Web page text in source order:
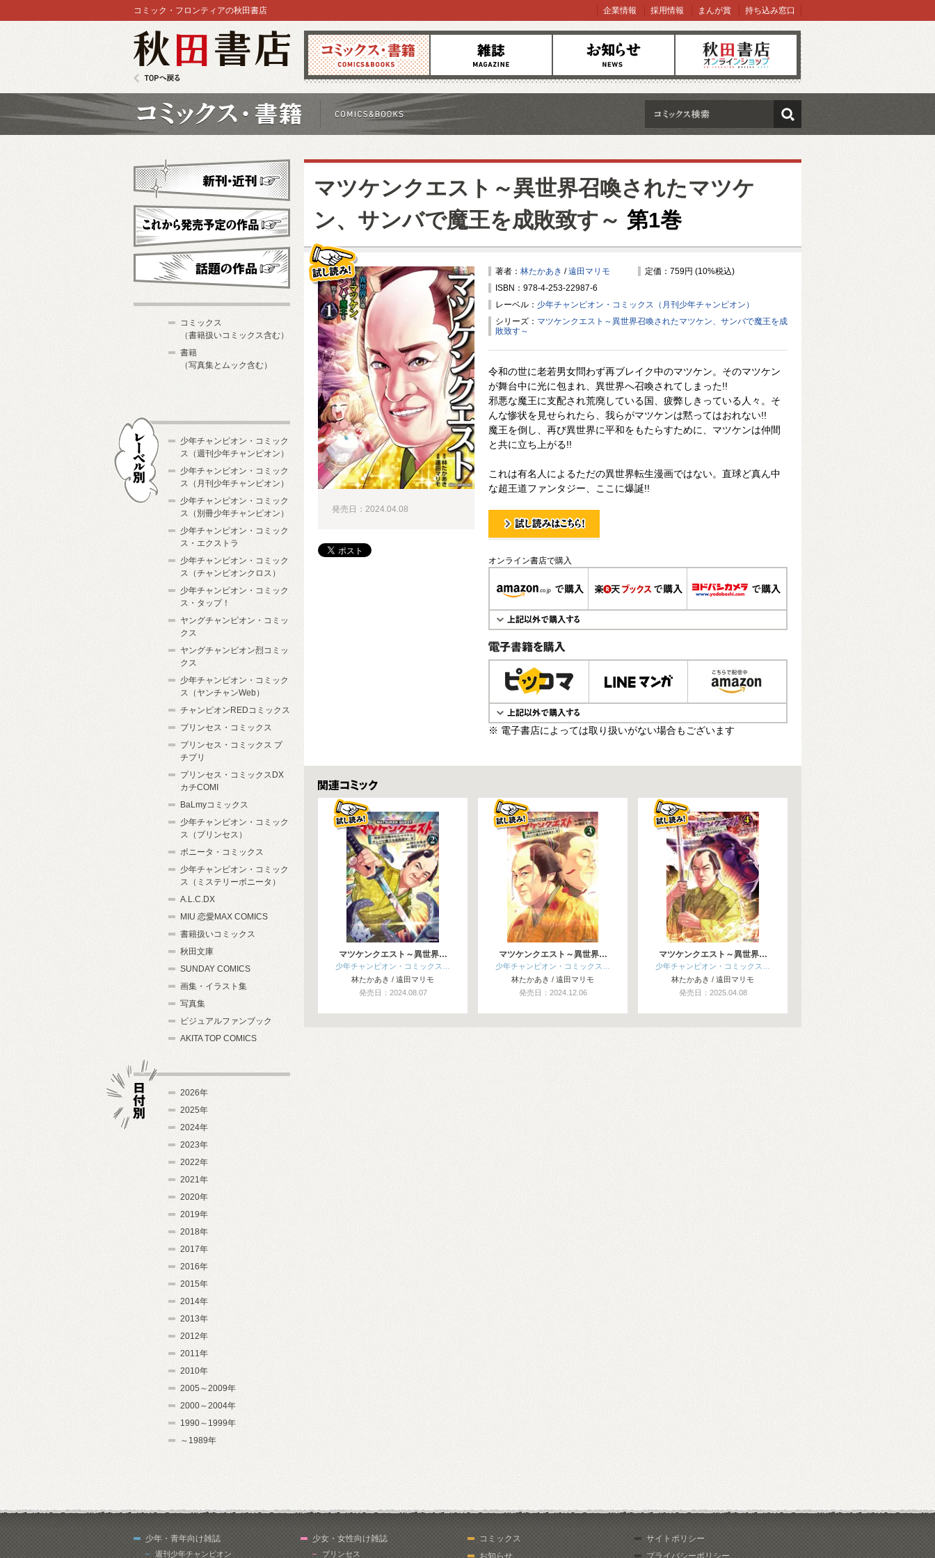
コミックス 雑誌 お知らせ オンラインショップ
コミック・フロンティアの秋田書店 企業情報 採用情報 まんが賞 持ち込み窓口
検索
マツケンクエスト～異世界召喚されたマツケ
ン、サンバで魔王を成敗致す～ 第1巻
著者： 林たかあき /遠田マリモ
定価：759円 (10%税込)
ISBN：978-4-253-22987-6
レーベル： 少年チャンピオン・コミックス（月刊少年チャンピオン）
シリーズ： マツケンクエスト～異世界召喚されたマツケン、サンバで魔王を成
敗致す～
令和の世に老若男女問わず再ブレイク中のマツケン。そのマツケン
が舞台中に光に包まれ、異世界へ召喚されてしまった!!
邪悪な魔王に支配され荒廃している国、疲弊しきっている人々。そ
んな惨状を見せられたら、我らがマツケンは黙ってはおれない!!
魔王を倒し、再び異世界に平和をもたらすために、マツケンは仲間
と共に立ち上がる!!
これは有名人によるただの異世界転生漫画ではない。直球ど真ん中
な超王道ファンタジー、ここに爆誕!!
試し読み！
オンライン書店で購入
電子書籍で購入
※ 電子書店によっては取り扱いがない場合もございます
発売日：2024.04.08
関連コミックス
マツケンクエスト～異世界…
少年チャンピオン・コミックス…
林たかあき / 遠田マリモ
発売日：2024.08.07
マツケンクエスト～異世界…
少年チャンピオン・コミックス…
林たかあき / 遠田マリモ
発売日：2024.12.06
マツケンクエスト～異世界…
少年チャンピオン・コミックス…
林たかあき / 遠田マリモ
発売日：2025.04.08
新刊・近刊
これから発売予定
コミックス
（書籍扱いコミックス含む）
書籍
（写真集とムック含む）
少年チャンピオン・コミック
ス（週刊少年チャンピオン）
少年チャンピオン・コミック
ス（月刊少年チャンピオン）
少年チャンピオン・コミック
ス（別冊少年チャンピオン）
少年チャンピオン・コミック
ス・エクストラ
少年チャンピオン・コミック
ス（チャンピオンクロス）
少年チャンピオン・コミック
ス・タップ！
ヤングチャンピオン・コミッ
クス
ヤングチャンピオン烈コミッ
クス
少年チャンピオン・コミック
ス（ヤンチャンWeb）
チャンピオンREDコミックス
プリンセス・コミックス
プリンセス・コミックス プ
チプリ
プリンセス・コミックスDX
カチCOMI
BaLmyコミックス
少年チャンピオン・コミック
ス（プリンセス）
ボニータ・コミックス
少年チャンピオン・コミック
ス（ミステリーボニータ）
A.L.C.DX
MIU 恋愛MAX COMICS
書籍扱いコミックス
秋田文庫
SUNDAY COMICS
画集・イラスト集
写真集
ビジュアルファンブック
AKITA TOP COMICS
2026年
2025年
2024年
2023年
2022年
2021年
2020年
2019年
2018年
2017年
2016年
2015年
2014年
2013年
2012年
2011年
2010年
2005～2009年
2000～2004年
1990～1999年
～1989年
少年・青年向け雑誌
週刊少年チャンピオン
少女・女性向け雑誌
プリンセス
コミックス
お知らせ
サイトポリシー
プライバシーポリシー